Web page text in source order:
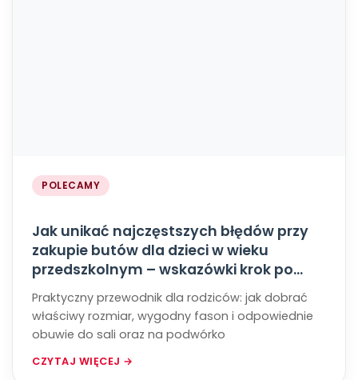
POLECAMY
Jak unikać najczęstszych błędów przy
zakupie butów dla dzieci w wieku
przedszkolnym – wskazówki krok po
kroku
Praktyczny przewodnik dla rodziców: jak dobrać
właściwy rozmiar, wygodny fason i odpowiednie
obuwie do sali oraz na podwórko
CZYTAJ WIĘCEJ →